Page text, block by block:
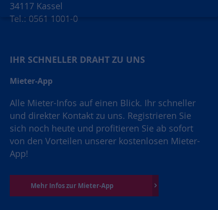
34117 Kassel
Tel.: 0561 1001-0
IHR SCHNELLER DRAHT ZU UNS
Mieter-App
Alle Mieter-Infos auf einen Blick. Ihr schneller
und direkter Kontakt zu uns. Registrieren Sie
sich noch heute und profitieren Sie ab sofort
von den Vorteilen unserer kostenlosen Mieter-
App!
Mehr Infos zur Mieter-App